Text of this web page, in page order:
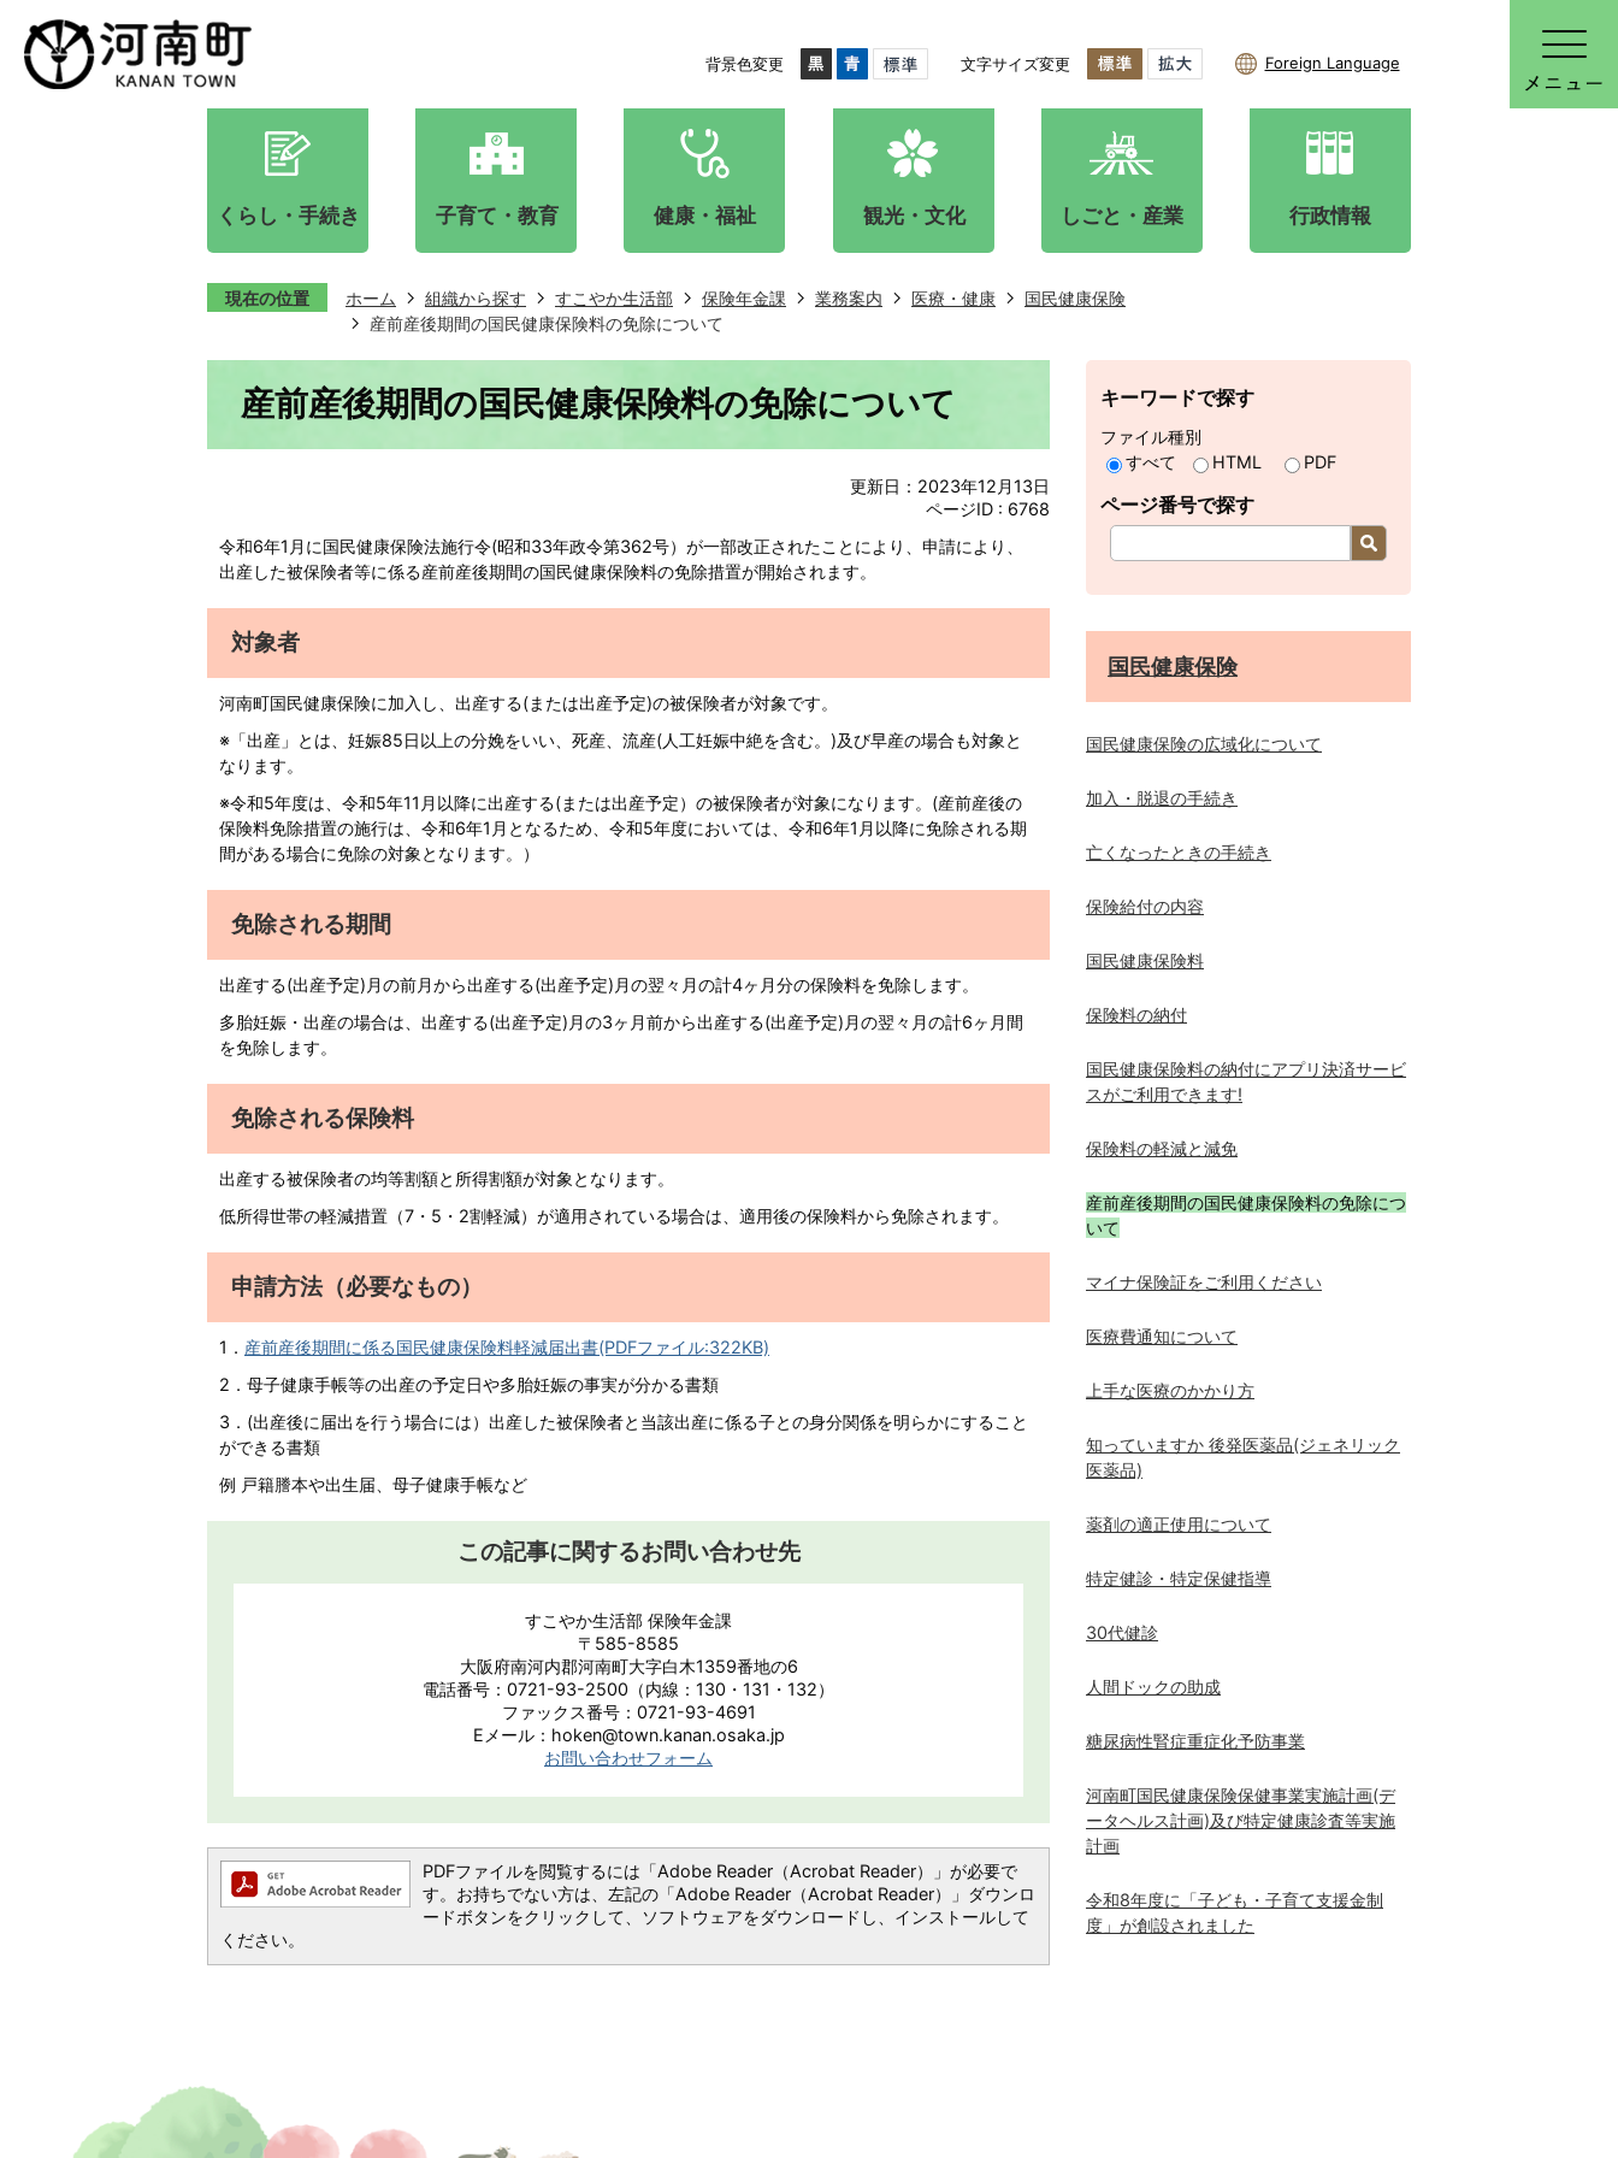
背景色変更 文字サイズ変更 Foreign Language
くらし・手続き 子育て・教育 健康・福祉 観光・文化 しごと・産業 行政情報
現在の位置 ホーム 組織から探す すこやか生活部 保険年金課 業務案内 医療・健康
国民健康保険
産前産後期間の国民健康保険料の免除について
産前産後期間の国民健康保険料の免除について
更新日：2023年12月13日
ページID : 6768
令和6年1月に国民健康保険法施行令(昭和33年政令第362号）が一部改正されたことにより、申請により、
出産した被保険者等に係る産前産後期間の国民健康保険料の免除措置が開始されます。
対象者
河南町国民健康保険に加入し、出産する(または出産予定)の被保険者が対象です。
※「出産」とは、妊娠85日以上の分娩をいい、死産、流産(人工妊娠中絶を含む。)及び早産の場合も対象と
なります。
※令和5年度は、令和5年11月以降に出産する(または出産予定）の被保険者が対象になります。(産前産後の
保険料免除措置の施行は、令和6年1月となるため、令和5年度においては、令和6年1月以降に免除される期
間がある場合に免除の対象となります。）
免除される期間
出産する(出産予定)月の前月から出産する(出産予定)月の翌々月の計4ヶ月分の保険料を免除します。
多胎妊娠・出産の場合は、出産する(出産予定)月の3ヶ月前から出産する(出産予定)月の翌々月の計6ヶ月間
を免除します。
免除される保険料
出産する被保険者の均等割額と所得割額が対象となります。
低所得世帯の軽減措置（7・5・2割軽減）が適用されている場合は、適用後の保険料から免除されます。
申請方法（必要なもの）
1． 産前産後期間に係る国民健康保険料軽減届出書(PDFファイル:322KB)
2．母子健康手帳等の出産の予定日や多胎妊娠の事実が分かる書類
3．(出産後に届出を行う場合には）出産した被保険者と当該出産に係る子との身分関係を明らかにすること
ができる書類
例 戸籍謄本や出生届、母子健康手帳など
この記事に関するお問い合わせ先
すこやか生活部 保険年金課
〒585-8585
大阪府南河内郡河南町大字白木1359番地の6
電話番号：0721-93-2500（内線：130・131・132）
ファックス番号：0721-93-4691
Eメール：hoken@town.kanan.osaka.jp
お問い合わせフォーム
PDFファイルを閲覧するには「Adobe Reader（Acrobat Reader）」が必要で
す。お持ちでない方は、左記の「Adobe Reader（Acrobat Reader）」ダウンロ
ードボタンをクリックして、ソフトウェアをダウンロードし、インストールして
ください。
キーワードで探す
ファイル種別
すべて
HTML PDF
ページ番号で探す
国民健康保険
国民健康保険の広域化について
加入・脱退の手続き
亡くなったときの手続き
保険給付の内容
国民健康保険料
保険料の納付
国民健康保険料の納付にアプリ決済サービ
スがご利用できます!
保険料の軽減と減免
産前産後期間の国民健康保険料の免除につ
いて
マイナ保険証をご利用ください
医療費通知について
上手な医療のかかり方
知っていますか 後発医薬品(ジェネリック
医薬品)
薬剤の適正使用について
特定健診・特定保健指導
30代健診
人間ドックの助成
糖尿病性腎症重症化予防事業
河南町国民健康保険保健事業実施計画(デ
ータヘルス計画)及び特定健康診査等実施
計画
令和8年度に「子ども・子育て支援金制
度」が創設されました